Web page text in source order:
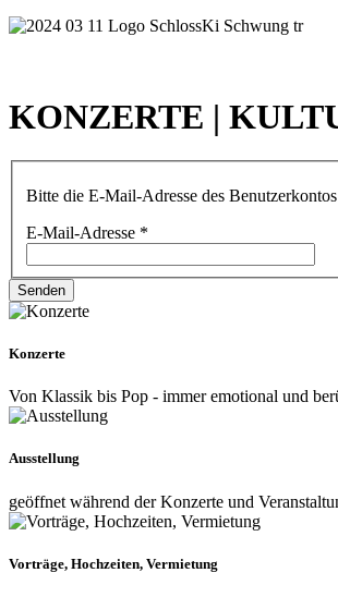
KONZERTE |
Bitte die E-Mail-Adresse des
E-Mail-Adresse *
Senden
Konzerte
Von Klassik bis Pop - immer emotional und
Ausstellung
geöffnet während der Konzerte und
Vorträge, Hochzeiten, Vermietung